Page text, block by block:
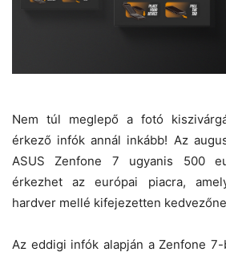
Nem túl meglepő a fotó
érkező infók annál inkább! Az
ASUS Zenfone 7 ugyanis 500
érkezhet az európai piacra,
hardver mellé kifejezetten
Az eddigi infók alapján a Zenfone